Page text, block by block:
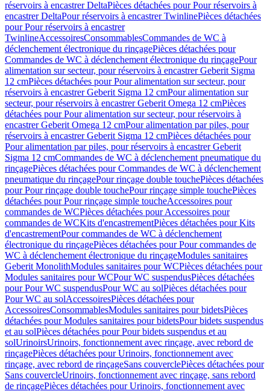
réservoirs à encastrer DeltaPièces détachées pour Pour réservoirs à
encastrer DeltaPour réservoirs à encastrer TwinlinePièces détachées
pour Pour réservoirs à encastrer
TwinlineAccessoiresConsommablesCommandes de WC à
déclenchement électronique du rinçagePièces détachées pour
Commandes de WC à déclenchement électronique du rinçagePour
alimentation sur secteur, pour réservoirs à encastrer Geberit Sigma
12 cmPièces détachées pour Pour alimentation sur secteur, pour
réservoirs à encastrer Geberit Sigma 12 cmPour alimentation sur
secteur, pour réservoirs à encastrer Geberit Omega 12 cmPièces
détachées pour Pour alimentation sur secteur, pour réservoirs à
encastrer Geberit Omega 12 cmPour alimentation par piles, pour
réservoirs à encastrer Geberit Sigma 12 cmPièces détachées pour
Pour alimentation par piles, pour réservoirs à encastrer Geberit
Sigma 12 cmCommandes de WC à déclenchement pneumatique du
rinçagePièces détachées pour Commandes de WC à déclenchement
pneumatique du rinçagePour rinçage double touchePièces détachées
pour Pour rinçage double touchePour rinçage simple touchePièces
détachées pour Pour rinçage simple toucheAccessoires pour
commandes de WCPièces détachées pour Accessoires pour
commandes de WCKits d'encastrementPièces détachées pour Kits
d'encastrementPour commandes de WC à déclenchement
électronique du rinçagePièces détachées pour Pour commandes de
WC à déclenchement électronique du rinçageModules sanitaires
Geberit MonolithModules sanitaires pour WCPièces détachées pour
Modules sanitaires pour WCPour WC suspendusPièces détachées
pour Pour WC suspendusPour WC au solPièces détachées pour
Pour WC au solAccessoiresPièces détachées pour
AccessoiresConsommablesModules sanitaires pour bidetsPièces
détachées pour Modules sanitaires pour bidetsPour bidets suspendus
et au solPièces détachées pour Pour bidets suspendus et au
solUrinoirsUrinoirs, fonctionnement avec rinçage, avec rebord de
rinçagePièces détachées pour Urinoirs, fonctionnement avec
rinçage, avec rebord de rinçageSans couverclePièces détachées pour
Sans couvercleUrinoirs, fonctionnement avec rinçage, sans rebord
de rinçagePièces détachées pour Urinoirs, fonctionnement avec